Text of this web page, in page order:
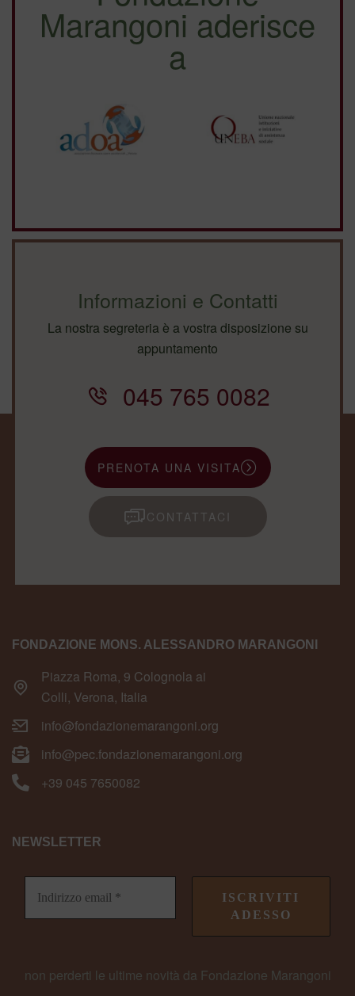
Marangoni aderisce
a
Informazioni e Contatti
La nostra segreteria è a vostra disposizione su
appuntamento
045 765 0082
PRENOTA UNA VISITA
CONTATTACI
FONDAZIONE MONS. ALESSANDRO MARANGONI
Piazza Roma, 9 Colognola ai
Colli, Verona, Italia
info@fondazionemarangoni.org
info@pec.fondazionemarangoni.org
+39 045 7650082
NEWSLETTER
non perderti le ultime novità da Fondazione Marangoni